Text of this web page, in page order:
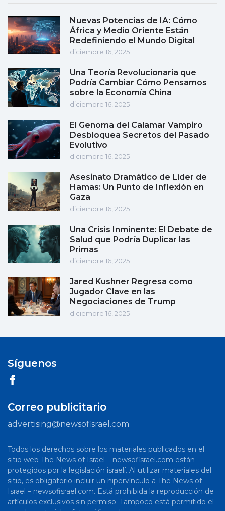
Nuevas Potencias de IA: Cómo
África y Medio Oriente Están
Redefiniendo el Mundo Digital
diciembre 16, 2025
Una Teoría Revolucionaria que
Podría Cambiar Cómo Pensamos
sobre la Economía China
diciembre 16, 2025
El Genoma del Calamar Vampiro
Desbloquea Secretos del Pasado
Evolutivo
diciembre 16, 2025
Asesinato Dramático de Líder de
Hamas: Un Punto de Inflexión en
Gaza
diciembre 16, 2025
Una Crisis Inminente: El Debate de
Salud que Podría Duplicar las
Primas
diciembre 16, 2025
Jared Kushner Regresa como
Jugador Clave en las
Negociaciones de Trump
diciembre 16, 2025
Síguenos
Correo publicitario
advertising@newsofisrael.com
Todos los derechos sobre los materiales publicados en el
sitio web The News of Israel – newsofisrael.com están
protegidos por la legislación israelí. Al utilizar materiales del
sitio, es obligatorio incluir un hipervínculo a The News of
Israel – newsofisrael.com. Está prohibida la reproducción de
artículos exclusivos sin permiso. Tampoco está permitido el